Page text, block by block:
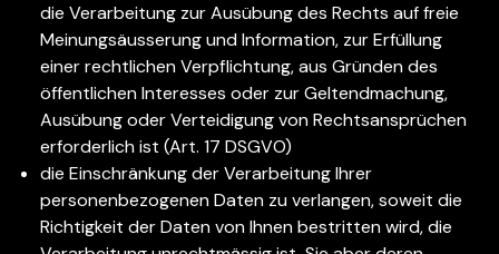
die Verarbeitung zur Ausübung des Rechts auf freie
Meinungsäusserung und Information, zur Erfüllung
einer rechtlichen Verpflichtung, aus Gründen des
öffentlichen Interesses oder zur Geltendmachung,
Ausübung oder Verteidigung von Rechtsansprüchen
erforderlich ist (Art. 17 DSGVO)
die Einschränkung der Verarbeitung Ihrer
personenbezogenen Daten zu verlangen, soweit die
Richtigkeit der Daten von Ihnen bestritten wird, die